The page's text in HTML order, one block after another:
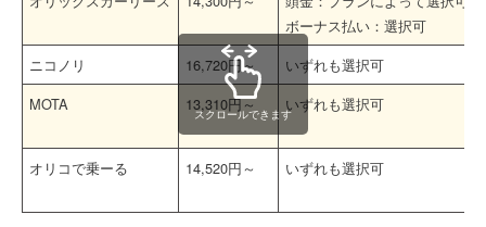
ボーナス払い：選択可
ニコノリ 16,720円～ いずれも選択可
MOTA
13,310円～ いずれも選択可
オリコで乗ーる
14,520円～ いずれも選択可
スクロールできます